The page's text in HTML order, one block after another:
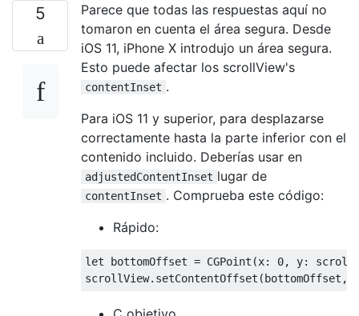
5
Parece que todas las respuestas aquí no
tomaron en cuenta el área segura. Desde
iOS 11, iPhone X introdujo un área segura.
Esto puede afectar los scrollView's
contentInset .
Para iOS 11 y superior, para desplazarse
correctamente hasta la parte inferior con el
contenido incluido. Deberías usar en
adjustedContentInset lugar de
contentInset . Comprueba este código:
Rápido:
let bottomOffset = CGPoint (x: 0, y:
scrollView. setContentOffset (bottomOffset ,